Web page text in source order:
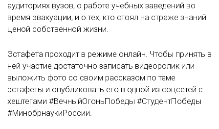
аудиториях вузов, о работе учебных заведений во
время эвакуации, и о тех, кто стоял на страже знаний
ценой собственной жизни.
Эстафета проходит в режиме онлайн. Чтобы принять в
ней участие достаточно записать видеоролик или
выложить фото со своим рассказом по теме
эстафеты и опубликовать его в одной из соцсетей с
хештегами #ВечныйОгоньПобеды #СтудентПобеды
#МинобрнаукиРоссии.